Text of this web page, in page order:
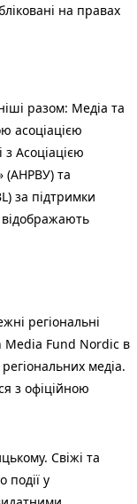
на правах
разом: Медіа та
асоціацією
з Асоціацією
(АНРВУ) та
за підтримки
відображають
регіональні
Media Fund Nordic в
медіа.
з офіційною
Свіжі та
події у